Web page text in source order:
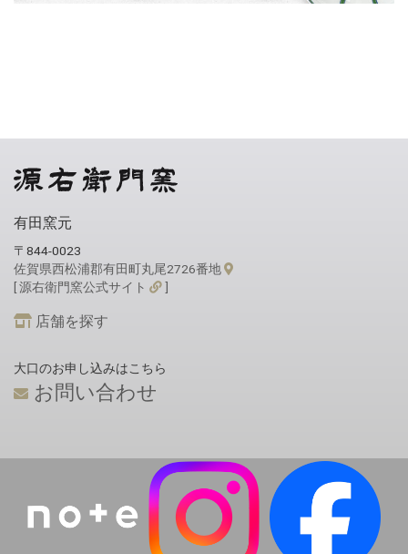
有田窯元
〒844-0023
佐賀県西松浦郡有田町丸尾2726番地
[ 源右衛門窯公式サイト
]
店舗を探す
大口のお申し込みはこちら
お問い合わせ